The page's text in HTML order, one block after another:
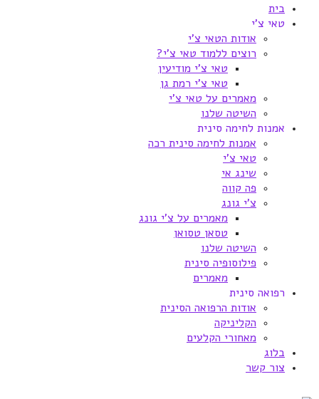
בית
טאי צ'י
אודות הטאי צ'י
רוצים ללמוד טאי צ'י?
טאי צ'י מודיעין
טאי צ'י רמת גן
מאמרים על טאי צ'י
השיטה שלנו
אמנות לחימה סינית
אמנות לחימה סינית רכה
טאי צ'י
שינג אי
פה קווה
צ'י גונג
מאמרים על צ'י גונג
טסאן טסואן
השיטה שלנו
פילוסופיה סינית
מאמרים
רפואה סינית
אודות הרפואה הסינית
הקליניקה
מאחורי הקלעים
בלוג
צור קשר